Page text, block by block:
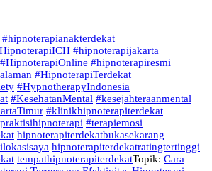
#hipnoterapianakterdekat
#hipnoterapijakarta
#HipnoterapiOnline #hipnoterapiresmi
#HipnoterapiTerdekat
#HypnotherapyIndonesia
#KesehatanMental #kesejahteraanmental
#klinikhipnoterapiterdekat
#terapiemosi
hipnoterapiterdekatbukasekarang
hipnoterapiterdekatratingtertinggi
tempathipnoterapiterdekatTopik: Cara